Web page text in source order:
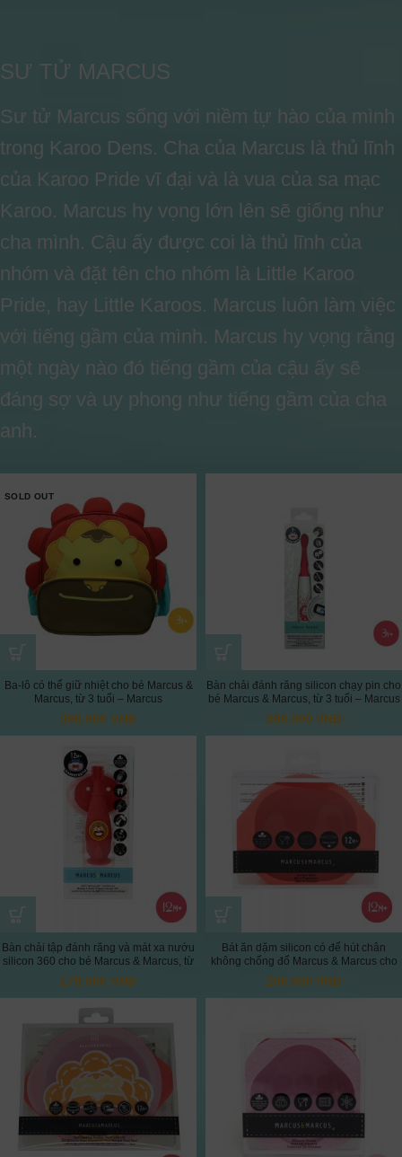
SƯ TỬ MARCUS
Sư tử Marcus sống với niềm tự hào của mình
trong Karoo Dens. Cha của Marcus là thủ lĩnh
của Karoo Pride vĩ đại và là vua của sa mạc
Karoo. Marcus hy vọng lớn lên sẽ giống như
cha mình. Cậu ấy được coi là thủ lĩnh của
nhóm và đặt tên cho nhóm là Little Karoo
Pride, hay Little Karoos. Marcus luôn làm việc
với tiếng gầm của mình. Marcus hy vọng rằng
một ngày nào đó tiếng gầm của cậu ấy sẽ
đáng sợ và uy phong như tiếng gầm của cha
anh.
SOLD OUT
Ba-lô có thể giữ nhiệt cho bé Marcus &
Marcus, từ 3 tuổi – Marcus
398.000 VNĐ
Bàn chải đánh răng silicon chạy pin cho
bé Marcus & Marcus, từ 3 tuổi – Marcus
388.000 VNĐ
Bàn chải tập đánh răng và mát xa nướu
silicon 360 cho bé Marcus & Marcus, từ
12 tháng – Marcus
178.000 VNĐ
Bát ăn dặm silicon có đế hút chân
không chống đổ Marcus & Marcus cho
bé từ 12 tháng – Marcus
208.000 VNĐ